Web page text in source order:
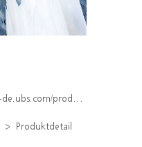
detail/index/isin/DE000WA8J825
Produktdetail